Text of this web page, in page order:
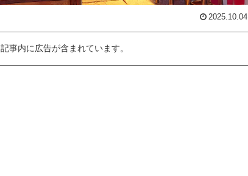
2025.10.04
記事内に広告が含まれています。